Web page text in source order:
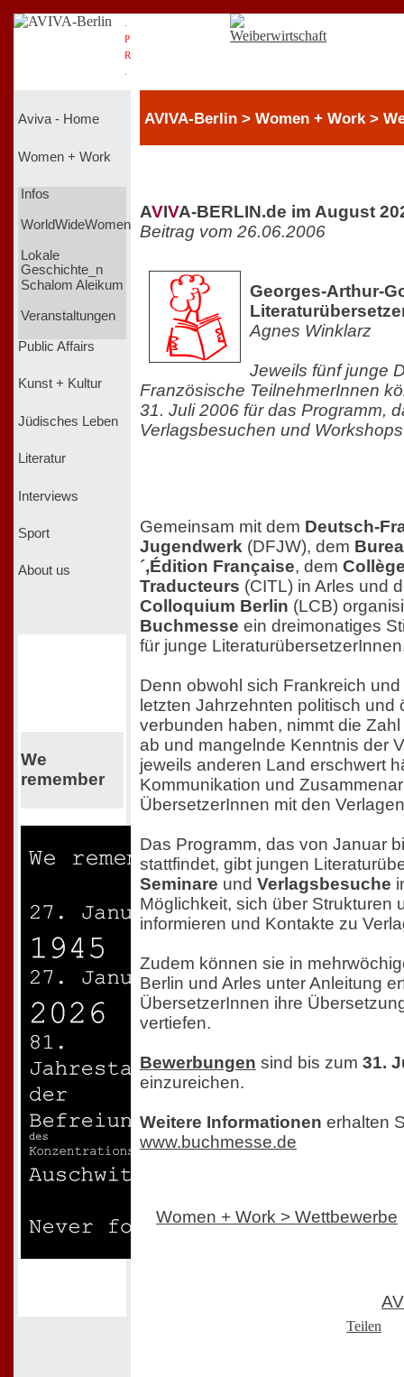
P
R
Aviva - Home
Women + Work
Infos
WorldWideWomen
Lokale
Geschichte_n
Schalom Aleikum
Veranstaltungen
Public Affairs
Kunst + Kultur
Jüdisches Leben
Literatur
Interviews
Sport
About us
We
remember
AVIVA-Berlin > Women + Work >
AVIVA-BERLIN.de im August
Beitrag vom 26.06.2006
Georges-Arthur-
Agnes Winklarz
Jeweils fünf junge
Französische TeilnehmerInnen
31. Juli 2006 für das Programm,
Verlagsbesuchen und
Gemeinsam mit dem Deutsch-
Jugendwerk (DFJW), dem
´,Édition Française, dem
Traducteurs (CITL) in Arles und
Colloquium Berlin (LCB)
Buchmesse ein dreimonatiges
für junge
Denn obwohl sich Frankreich
letzten Jahrzehnten politisch und
verbunden haben, nimmt die
ab und mangelnde Kenntnis der
jeweils anderen Land erschwert
Kommunikation und
ÜbersetzerInnen mit den
Das Programm, das von Januar
stattfindet, gibt jungen
Seminare und Verlagsbesuche
Möglichkeit, sich über Strukturen
informieren und Kontakte zu
Zudem können sie in
Berlin und Arles unter Anleitung
ÜbersetzerInnen ihre
vertiefen.
Bewerbungen sind bis zum 31.
einzureichen.
Weitere Informationen erhalten
www.buchmesse.de
Women + Work > Wettbewerbe
Teilen